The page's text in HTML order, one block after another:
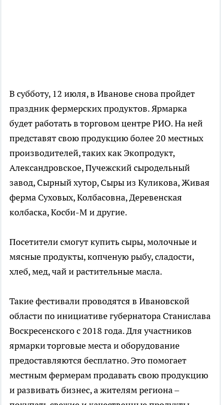
В субботу, 12 июля, в Иванове снова пройдет
праздник фермерских продуктов. Ярмарка
будет работать в торговом центре РИО. На ней
представят свою продукцию более 20 местных
производителей, таких как Экопродукт,
Александровское, Пучежский сыродельный
завод, Сырный хутор, Сыры из Куликова, Живая
ферма Суховых, Колбасовна, Деревенская
колбаска, Косби-М и другие.
Посетители смогут купить сыры, молочные и
мясные продукты, копченую рыбу, сладости,
хлеб, мед, чай и растительные масла.
Такие фестивали проводятся в Ивановской
области по инициативе губернатора Станислава
Воскресенского с 2018 года. Для участников
ярмарки торговые места и оборудование
предоставляются бесплатно. Это помогает
местным фермерам продавать свою продукцию
и развивать бизнес, а жителям региона –